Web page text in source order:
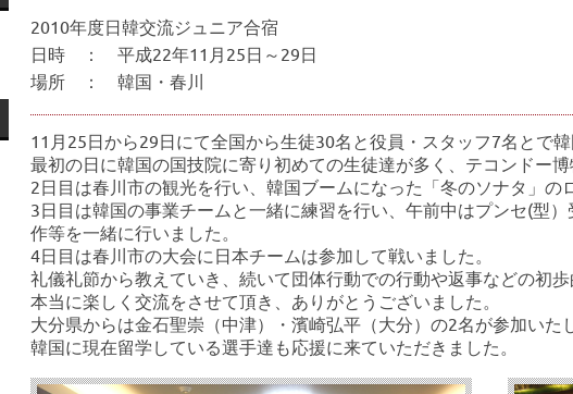
2010年度日韓交流ジュニア合宿
日時 ： 平成22年11月25日～29日
場所 ： 韓国・春川
11月25日から29日にて全国から生徒30名と役員・スタッフ7名とで
最初の日に韓国の国技院に寄り初めての生徒達が多く、テコンドー博
2日目は春川市の観光を行い、韓国ブームになった「冬のソナタ」の
3日目は韓国の事業チームと一緒に練習を行い、午前中はプンセ(型
作等を一緒に行いました。
4日目は春川市の大会に日本チームは参加して戦いました。
礼儀礼節から教えていき、続いて団体行動での行動や返事などの初歩
本当に楽しく交流をさせて頂き、ありがとうございました。
大分県からは金石聖崇（中津）・濱崎弘平（大分）の2名が参加いた
韓国に現在留学している選手達も応援に来ていただきました。